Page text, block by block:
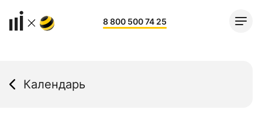
8 800 500 74 25
Календарь